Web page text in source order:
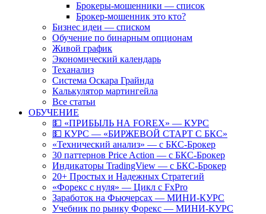
Брокеры-мошенники — список
Брокер-мошенник это кто?
Бизнес идеи — списком
Обучение по бинарным опционам
Живой график
Экономический календарь
Теханализ
Система Оскара Грайнда
Калькулятор мартингейла
Все статьи
ОБУЧЕНИЕ
💵 «ПРИБЫЛЬ НА FOREX» — КУРС
💵 КУРС — «БИРЖЕВОЙ СТАРТ С БКС»
«Технический анализ» — с БКС-Брокер
30 паттернов Price Action — с БКС-Брокер
Индикаторы TradingView — с БКС-Брокер
20+ Простых и Надежных Стратегий
«Форекс с нуля» — Цикл с FxPro
Заработок на Фьючерсах — МИНИ-КУРС
Учебник по рынку Форекс — МИНИ-КУРС